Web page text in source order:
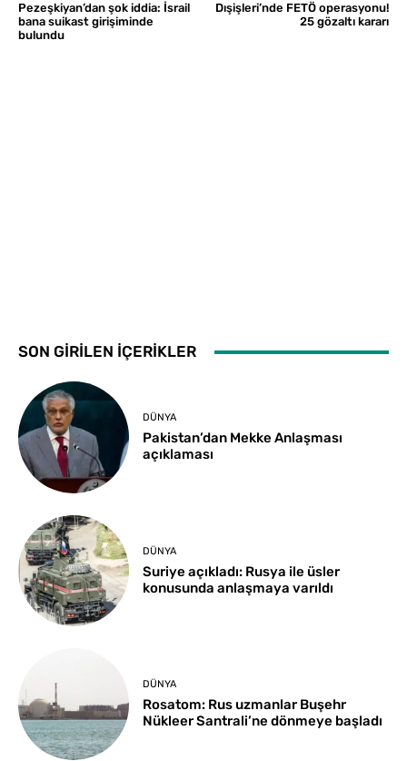
Pezeşkiyan’dan şok iddia: İsrail
bana suikast girişiminde
bulundu
Dışişleri’nde FETÖ operasyonu!
25 gözaltı kararı
SON GİRİLEN İÇERİKLER
DÜNYA
Pakistan’dan Mekke Anlaşması
açıklaması
DÜNYA
Suriye açıkladı: Rusya ile üsler
konusunda anlaşmaya varıldı
DÜNYA
Rosatom: Rus uzmanlar Buşehr
Nükleer Santrali’ne dönmeye başladı